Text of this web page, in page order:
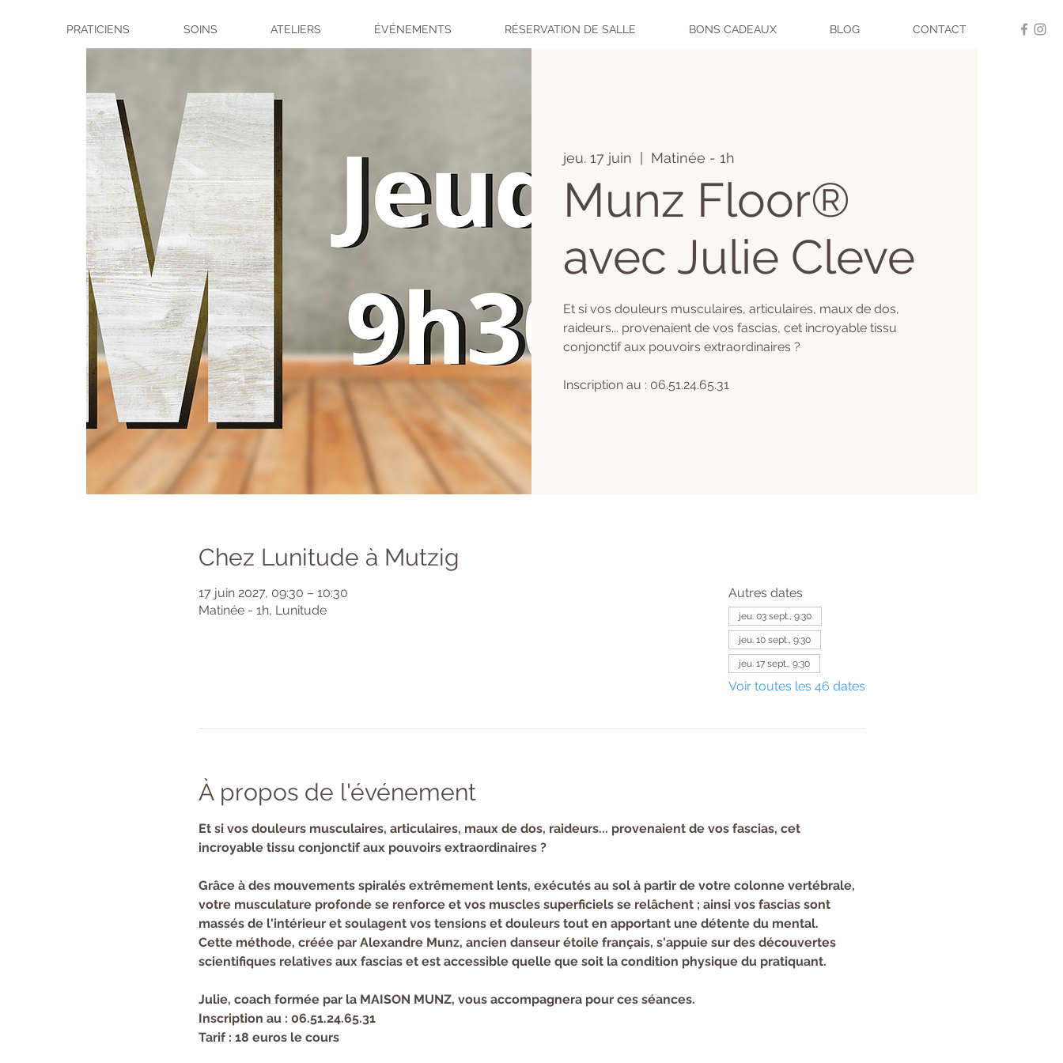
PRATICIENS SOINS ATELIERS ÉVÉNEMENTS RÉSERVATION DE SALLE BONS CADEAUX BLOG CONTACT
jeu. 17 juin
  |
Matinée - 1h
Munz Floor®
avec Julie Cleve
​Et si vos douleurs musculaires, articulaires, maux de dos,
raideurs... provenaient de vos fascias, cet incroyable tissu
conjonctif aux pouvoirs extraordinaires ?
Inscription au : 06.51.24.65.31
Chez Lunitude à Mutzig
17 juin 2027, 09:30 – 10:30
Matinée - 1h, Lunitude
Autres dates
jeu. 03 sept., 9:30
jeu. 10 sept., 9:30
jeu. 17 sept., 9:30
Voir toutes les 46 dates
À propos de l'événement
​Et si vos douleurs musculaires, articulaires, maux de dos, raideurs... provenaient de vos fascias, cet
incroyable tissu conjonctif aux pouvoirs extraordinaires ?
Grâce à des mouvements spiralés extrêmement lents, exécutés au sol à partir de votre colonne vertébrale,
votre musculature profonde se renforce et vos muscles superficiels se relâchent ; ainsi vos fascias sont
massés de l'intérieur et soulagent vos tensions et douleurs tout en apportant une détente du mental.
Cette méthode, créée par Alexandre Munz, ancien danseur étoile français, s'appuie sur des découvertes
scientifiques relatives aux fascias et est accessible quelle que soit la condition physique du pratiquant.
Julie, coach formée par la MAISON MUNZ, vous accompagnera pour ces séances.
Inscription au : 06.51.24.65.31
Tarif : 18 euros le cours